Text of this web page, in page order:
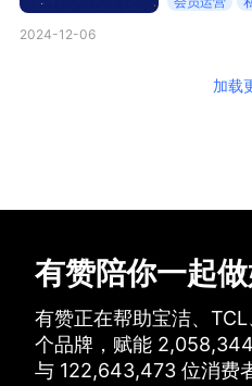
2024-12-06
加载
有赞陪你一起
有赞正在帮助宝洁、
个品牌， 赋能 2,058,344
与 122,643,473 位消费